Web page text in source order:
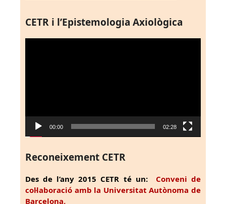
CETR i l’Epistemologia Axiològica
00:00 02:28
Reconeixement CETR
Des de l’any 2015 CETR té un: Conveni de
col·laboració amb la Universitat Autònoma de
Barcelona.